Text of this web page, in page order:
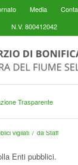
Media
N.V. 800412042
Trasparente
vigilati / da Staff
Enti pubblici.